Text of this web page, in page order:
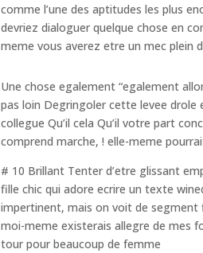
comme l’une des aptitudes les plus
devriez dialoguer quelque chose en
meme vous averez etre un mec plein
Une chose egalement “egalement
pas loin Degringoler cette levee drole
collegue Qu’il cela Qu’il votre part
comprend marche, ! elle-meme
# 10 Brillant Tenter d’etre glissant
fille chic qui adore ecrire un texte
impertinent, mais on voit de segment
moi-meme existerais allegre de mes
tour pour beaucoup de femme